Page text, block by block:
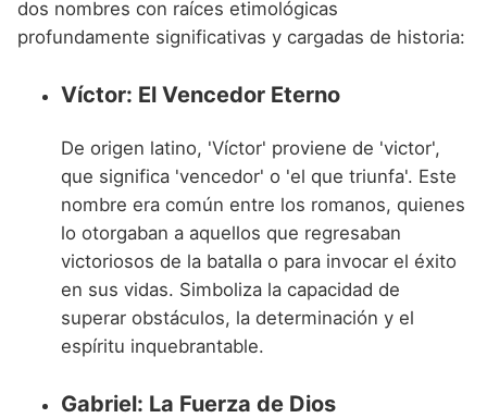
dos nombres con raíces etimológicas
profundamente significativas y cargadas de historia:
Víctor: El Vencedor Eterno
De origen latino, 'Víctor' proviene de 'victor',
que significa 'vencedor' o 'el que triunfa'. Este
nombre era común entre los romanos, quienes
lo otorgaban a aquellos que regresaban
victoriosos de la batalla o para invocar el éxito
en sus vidas. Simboliza la capacidad de
superar obstáculos, la determinación y el
espíritu inquebrantable.
Gabriel: La Fuerza de Dios